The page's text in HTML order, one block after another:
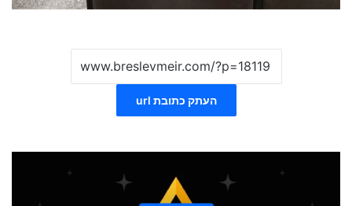
העתק כתובת url